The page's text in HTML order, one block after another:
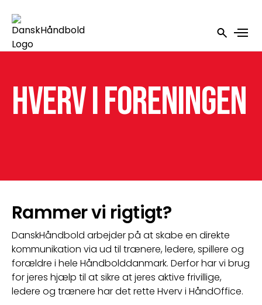
Hverv i foreningen
Rammer vi rigtigt?
DanskHåndbold arbejder på at skabe en direkte
kommunikation via ud til trænere, ledere, spillere og
forældre i hele Håndbolddanmark. Derfor har vi brug
for jeres hjælp til at sikre at jeres aktive frivillige,
ledere og trænere har det rette Hverv i HåndOffice.